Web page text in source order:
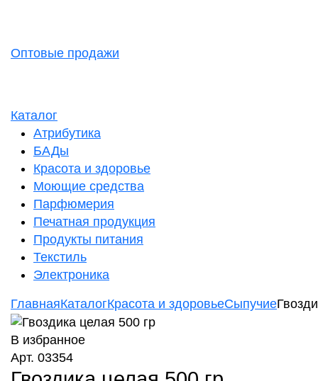
Оптовые продажи
Каталог
Атрибутика
БАДы
Красота и здоровье
Моющие средства
Парфюмерия
Печатная продукция
Продукты питания
Текстиль
Электроника
ГлавнаяКаталогКрасота и здоровьеСыпучие
В избранное
Арт. 03354